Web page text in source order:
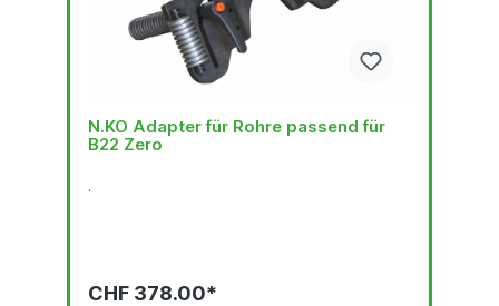
N.KO Adapter für Rohre passend für
B22 Zero
.
CHF 378.00*